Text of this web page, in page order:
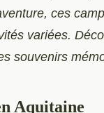
ces
variées.
souvenirs
Aquitaine